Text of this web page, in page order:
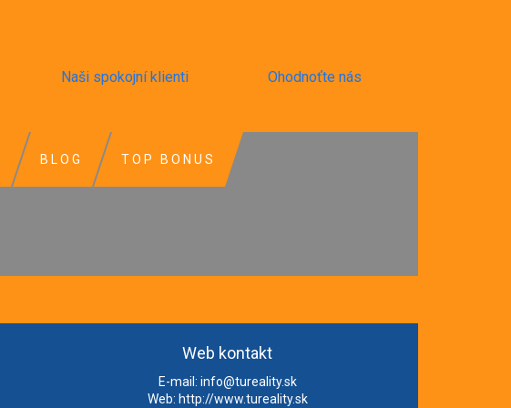
Naši spokojní klienti Ohodnoťte nás
BLOG TOP BONUS
Web kontakt
E-mail: info@tureality.sk
Web: http://www.tureality.sk